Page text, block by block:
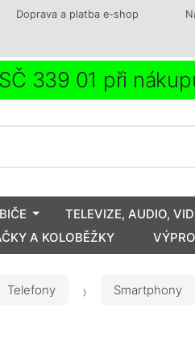
Doprava a platba e-shop
339 01 při
TELEVIZE, AUDIO,
A KOLOBĚŽKY
Telefony Smartphony